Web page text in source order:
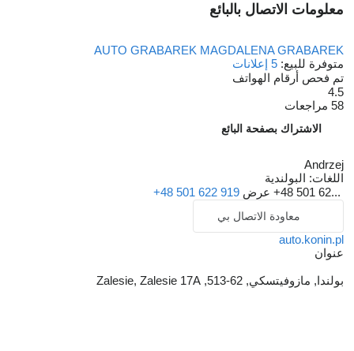
معلومات الاتصال بالبائع
AUTO GRABAREK MAGDALENA GRABAREK
متوفرة للبيع: 5 إعلانات
تم فحص أرقام الهواتف
4.5
58 مراجعات
الاشتراك بصفحة البائع
Andrzej
اللغات: البولندية
+48 501 62... عرض +48 501 622 919
معاودة الاتصال بي
auto.konin.pl
عنوان
بولندا, مازوفيتسكي, 62-513, Zalesie, Zalesie 17A